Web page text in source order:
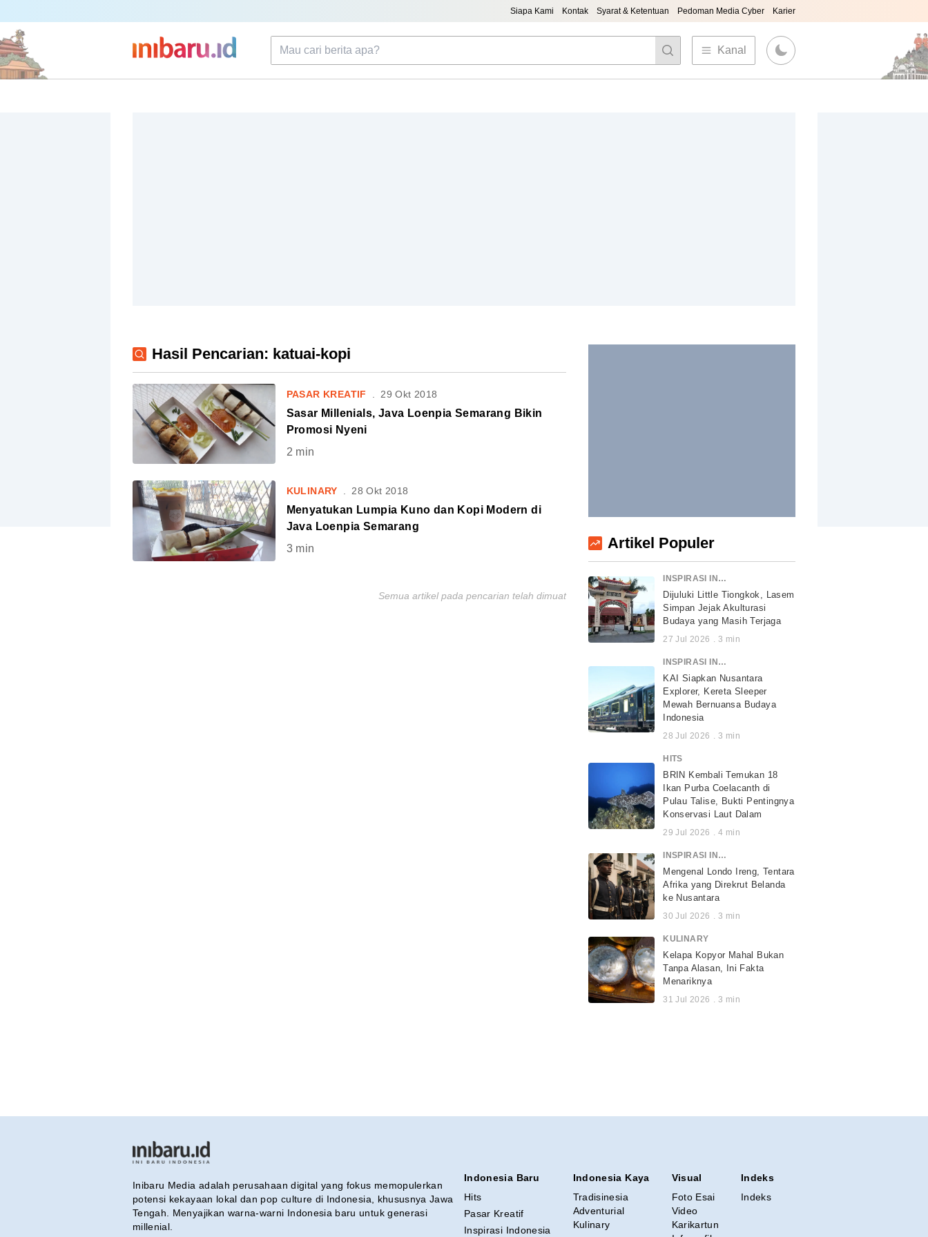
Siapa Kami Kontak Syarat & Ketentuan Pedoman Media Cyber Karier
Kanal
Hasil Pencarian: katuai-kopi
PASAR KREATIF 29 Okt 2018
Sasar Millenials, Java Loenpia Semarang Bikin
Promosi Nyeni
2 min
KULINARY . 28 Okt 2018
Menyatukan Lumpia Kuno dan Kopi Modern di
Java Loenpia Semarang
3min
Semua artikel pada pencarian telah dimuat
Artikel Populer
INSPIRASI INDONESIA
Dijuluki Little Tiongkok, Lasem
Simpan Jejak Akulturasi
Budaya yang Masih Terjaga
27 Jul 2026 . 3 min
INSPIRASI INDONESIA
KAI Siapkan Nusantara
Explorer, Kereta Sleeper
Mewah Bernuansa Budaya
Indonesia
28 Jul 2026 . 3 min
HITS
BRIN Kembali Temukan 18
Ikan Purba Coelacanth di
Pulau Talise, Bukti Pentingnya
Konservasi Laut Dalam
29 Jul 2026 . 4 min
INSPIRASI INDONESIA
Mengenal Londo Ireng, Tentara
Afrika yang Direkrut Belanda
ke Nusantara
30 Jul 2026 . 3 min
KULINARY
Kelapa Kopyor Mahal Bukan
Tanpa Alasan, Ini Fakta
Menariknya
31 Jul 2026 . 3 min
Inibaru Media adalah perusahaan digital yang fokus memopulerkan
potensi kekayaan lokal dan pop culture di Indonesia, khususnya Jawa
Tengah. Menyajikan warna-warni Indonesia baru untuk generasi
millenial.
Indonesia Baru
Hits
Pasar Kreatif
Inspirasi Indonesia
Indonesia Kaya
Tradisinesia
Adventurial
Kulinary
Visual
Foto Esai
Video
Karikartun
Indeks
Indeks